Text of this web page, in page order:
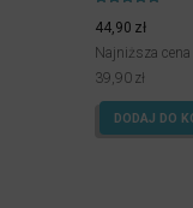
4.90
na 5.
44,90 zł
Najniższa
39,90 zł
DODAJ DO